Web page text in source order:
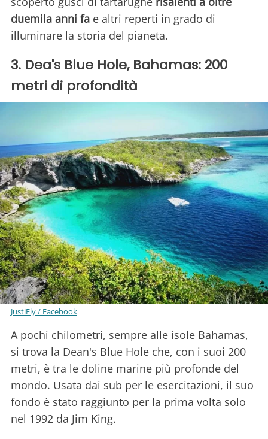
duemila anni fa e altri reperti in grado di
illuminare la storia del pianeta.
3. Dea's Blue Hole, Bahamas: 200
metri di profondità
JustiFly / Facebook
A pochi chilometri, sempre alle isole Bahamas,
si trova la Dean's Blue Hole che, con i suoi 200
metri, è tra le doline marine più profonde del
mondo. Usata dai sub per le esercitazioni, il suo
fondo è stato raggiunto per la prima volta solo
nel 1992 da Jim King.